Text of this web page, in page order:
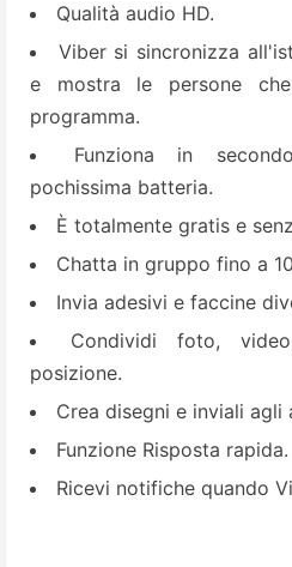
Qualità audio HD.
Viber si sincronizza
e mostra le persone
programma.
Funziona in
pochissima batteria.
È totalmente gratis e
Chatta in gruppo fino a
Invia adesivi e faccine
Condividi foto,
posizione.
Crea disegni e inviali agli
Funzione Risposta rapida.
Ricevi notifiche quando